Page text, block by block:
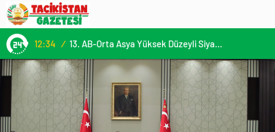
12:34 / 13. AB-Orta Asya Yüksek Düzeyli Siyasi ve Güvenlik Diyaloğuna Katılım